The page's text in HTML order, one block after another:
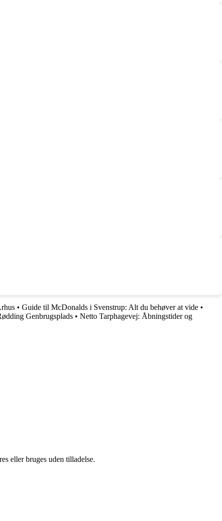
• Guide til McDonalds i Svenstrup: Alt du behøver at vide •
Genbrugsplads • Netto Tarphagevej: Åbningstider og
eller bruges uden tilladelse.